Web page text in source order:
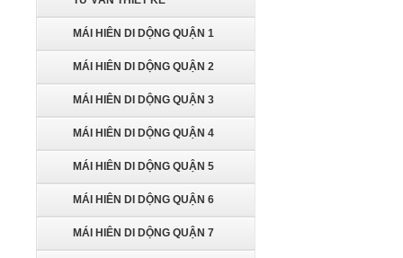
MÁI HIÊN DI DỘNG QUẬN 1
MÁI HIÊN DI DỘNG QUẬN 2
MÁI HIÊN DI DỘNG QUẬN 3
MÁI HIÊN DI DỘNG QUẬN 4
MÁI HIÊN DI DỘNG QUẬN 5
MÁI HIÊN DI DỘNG QUẬN 6
MÁI HIÊN DI DỘNG QUẬN 7